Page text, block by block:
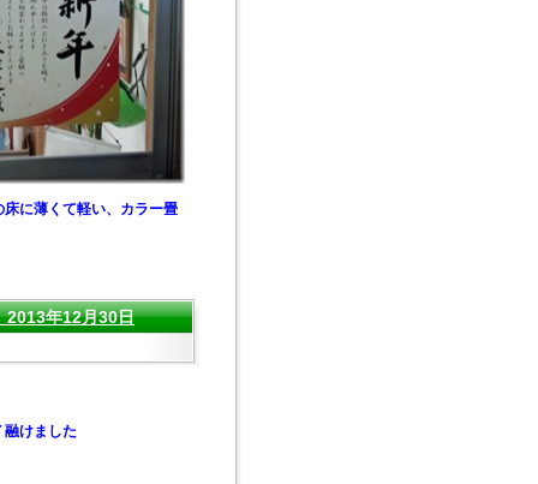
に薄くて軽い、カラー畳
2013年12月30日
融けました